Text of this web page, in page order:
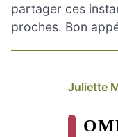
partager ces
proches. Bon
Juliette